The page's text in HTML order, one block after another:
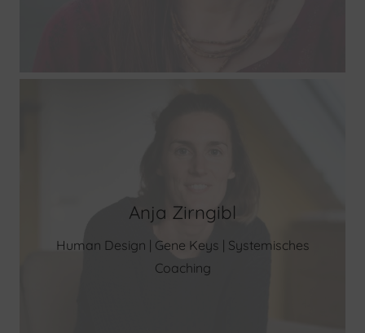
Anja Zirngibl
Human Design | Gene Keys | Systemisches
Coaching